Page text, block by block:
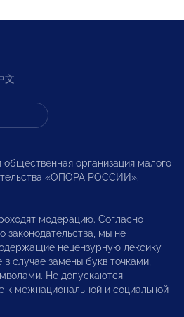
文
организация малого
«ОПОРА РОССИИ».
модерацию. Согласно
законодательства, мы не
нецензурную лексику
случае замены букв точками,
Не допускаются
межнациональной и социальной